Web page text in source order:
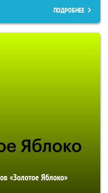
ПОДРОБНЕЕ
«Золотое Яблоко»